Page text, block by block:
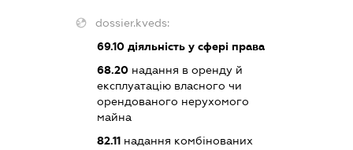
dossier.kveds:
69.10 діяльність у сфері права
68.20 надання в оренду й
експлуатацію власного чи
орендованого нерухомого
майна
82.11 надання комбінованих